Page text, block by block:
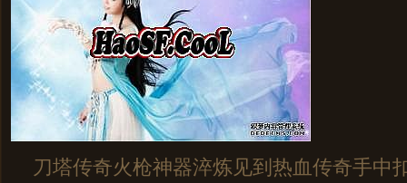
刀塔传奇火枪神器淬炼见到热血传奇手中